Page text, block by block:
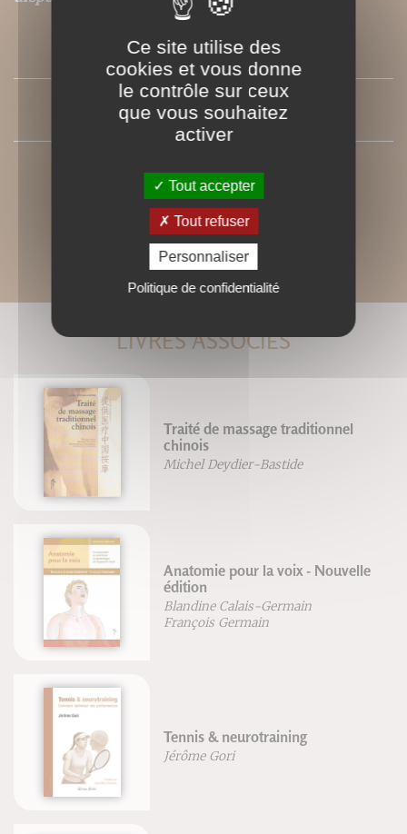
SOMMAIRE
PRESSE
LIVRES ASSOCIÉS
Traité de massage traditionnel
chinois
Michel Deydier-Bastide
Anatomie pour la voix - Nouvelle
édition
Blandine Calais-Germain
François Germain
Tennis & neurotraining
Jérôme Gori
Ce site utilise des
cookies et vous donne
le contrôle sur ceux
que vous souhaitez
activer
Tout accepter
Tout refuser
Personnaliser
Politique de confidentialité